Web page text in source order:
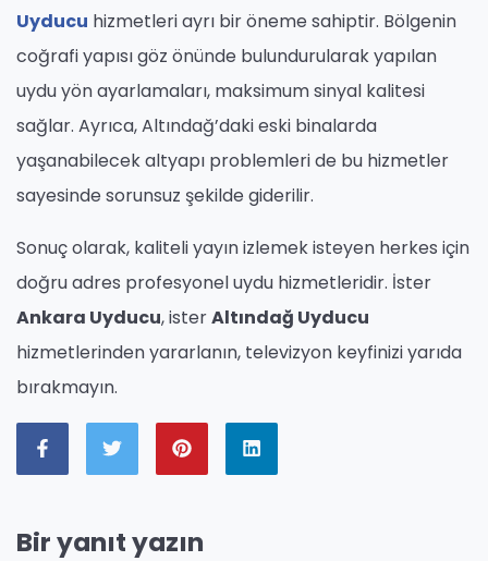
Uyducu hizmetleri ayrı bir öneme sahiptir. Bölgenin
coğrafi yapısı göz önünde bulundurularak yapılan
uydu yön ayarlamaları, maksimum sinyal kalitesi
sağlar. Ayrıca, Altındağ’daki eski binalarda
yaşanabilecek altyapı problemleri de bu hizmetler
sayesinde sorunsuz şekilde giderilir.
Sonuç olarak, kaliteli yayın izlemek isteyen herkes için
doğru adres profesyonel uydu hizmetleridir. İster
Ankara Uyducu, isterAltındağ Uyducu
hizmetlerinden yararlanın, televizyon keyfinizi yarıda
bırakmayın.
Bir yanıt yazın